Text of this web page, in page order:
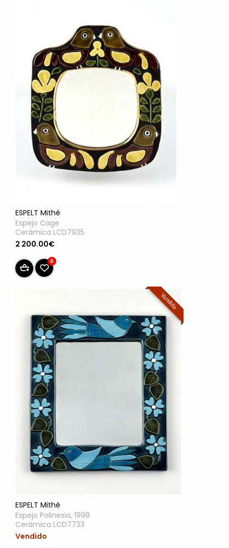
ESPELT Mithé
Espejo Cage
Cerámica LCD7935
2 200.00€
6
Vendido
ESPELT Mithé
Espejo Polinesia, 1998
Cerámica LCD7733
Vendido